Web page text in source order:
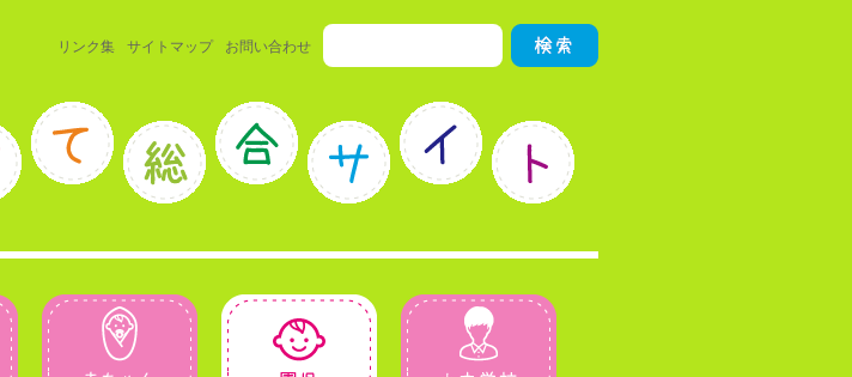
リンク集 サイトマップ お問い合わせ
プレママ 赤ちゃん 園児